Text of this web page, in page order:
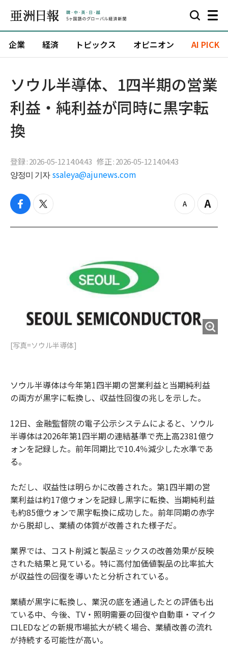
企業 経済 トピックス オピニオン AI PICK
ソウル半導体、1四半期の営業
利益・純利益が同時に黒字転
換
登録 : 2026-05-12 14:04:43 修正 : 2026-05-12 14:04:43
양정미 기자 ssaleya@ajunews.com
f
c
t
i
z
o
Z
o
[写真=ソウル半導体]
ソウル半導体は今年第1四半期の営業利益と当期純利益
の両方が黒字に転換し、収益性回復の兆しを示した。
12日、金融監督院の電子公示システムによると、ソウル
半導体は2026年第1四半期の連結基準で売上高2381億ウ
ォンを記録した。前年同期比で10.4％減少した水準であ
る。
ただし、収益性は明らかに改善された。第1四半期の営
業利益は約17億ウォンを記録し黒字に転換、当期純利益
も約85億ウォンで黒字転換に成功した。前年同期の赤字
から脱却し、業績の体質が改善された様子だ。
業界では、コスト削減と製品ミックスの改善効果が反映
された結果と見ている。特に高付加価値製品の比率拡大
が収益性の回復を導いたと分析されている。
業績が黒字に転換し、業況の底を通過したとの評価も出
ている中、今後、TV・照明需要の回復や自動車・マイク
ロLEDなどの新規市場拡大が続く場合、業績改善の流れ
が持続する可能性が高い。